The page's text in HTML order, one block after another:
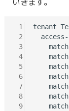
1
2
3
4
5
6
7
8
9
tenant